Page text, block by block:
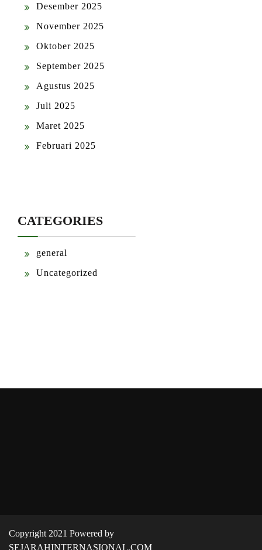
Desember 2025
November 2025
Oktober 2025
September 2025
Agustus 2025
Juli 2025
Maret 2025
Februari 2025
CATEGORIES
general
Uncategorized
Copyright 2021 Powered by
SEJARAHINTERNASIONAL.COM